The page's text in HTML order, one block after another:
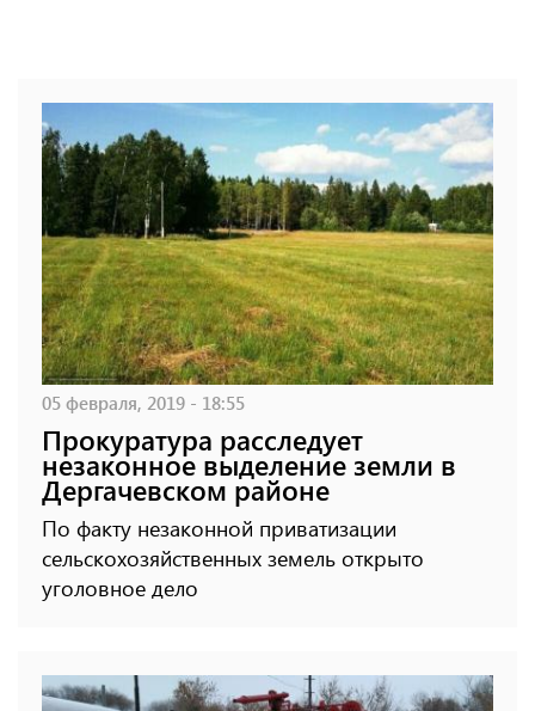
05 февраля, 2019 - 18:55
Прокуратура расследует
незаконное выделение земли в
Дергачевском районе
По факту незаконной приватизации
сельскохозяйственных земель открыто
уголовное дело